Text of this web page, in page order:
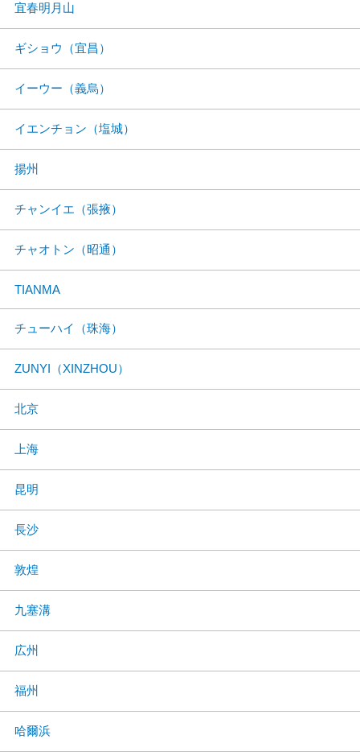
宜春明月山
ギショウ（宜昌）
イーウー（義烏）
イエンチョン（塩城）
揚州
チャンイエ（張掖）
チャオトン（昭通）
TIANMA
チューハイ（珠海）
ZUNYI（XINZHOU）
北京
上海
昆明
長沙
敦煌
九塞溝
広州
福州
哈爾浜